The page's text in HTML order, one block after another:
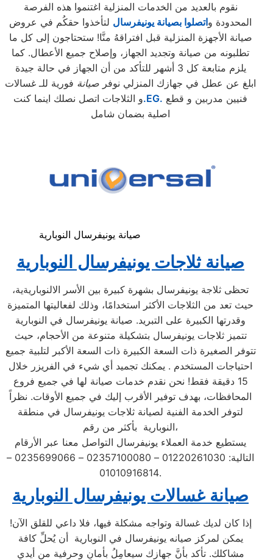
نقوم بالعديد من الخدمات المنزلية اغتنموا هذه الفرصة
المحدودة واتصلوا بصيانة يونيفرسال لتأخذوا حقكُم في عروض
صيانة الأجهزة المنزلية قبل افتراقهُ منَّا! ستحتاجون إلى كل ما
تطلبونه من صيانة وتجديد الجهاز، وإصلاح جميع الأعطال. كما
يلزم متابعة كل 3 أشهر للتأكد من أن الجهاز في حالة جيدة
ابلغ عن عطل في جهازك المنزلي نوفر صيانة فورية للـ غسالات
و الثلاجات اتصل نصلك اينما كنت.EG.
اصلية بضمان شامل
صيانة يونيفرسال النوبارية
صيانة ثلاجات يونيفرسال النوبارية
تحظى ثلاجة يونيفرسال بشهرة كبيرة بين الأسر الالنوباريةية،
حيث تعد من الثلاجات الأكثر استخدامًا، وذلك لفعاليتها المتميزة
وقدرتها الكبيرة على التبريد. صيانة يونيفرسال في النوبارية
تتميز ثلاجات يونيفرسال بتشكيلة متنوعة من الأحجام، حيث
تتوفر الصغيرة ذات السعة الكبيرة ذات السعة الأكبر لتلبية جميع
احتياجات المستخدم . يمكنك تجميد أي شيء في الفريزر خلال
15 دقيقة فقط! نحن نقدم خدمات صيانة لها في جميع فروع
المحافظات، بهدف توفير الأقرب إليك في جميع الأوقات. نظراً
لتوفر الخدمة الفنية لصيانة ثلاجات يونيفرسال في منطقة
النوبارية بأكثر من رقم،
يستطيع خدمة العملاء يونيفرسال التواصل معنا عبر الأرقام
التالية: 01220261030 – 02357100080 – 0235699066 –
01010916814.
صيانة غسالات يونيفرسال النوبارية
إذا كان لديك غسالة وتواجه مشكلة فيها، فلا داعي للقلق الآن!
يمكن لمركز صيانه يونيفرسال في النوبارية أن يُحلِّ كافة
مشاكلك. تأكد بأنَّ جهازك سيعامِلُ بأمانٍ وحرفية من أيدي